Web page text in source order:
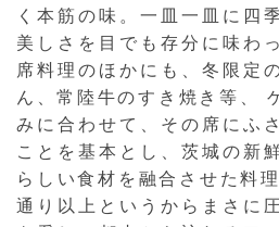
く本筋の味。一皿一皿に四
美しさを目でも存分に味わ
席料理のほかにも、冬限定
ん、常陸牛のすき焼き等、
みに合わせて、その席にふ
ことを基本とし、茨城の新
らしい食材を融合させた料
通り以上というからまさに